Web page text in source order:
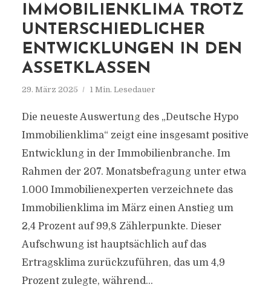
IMMOBILIENKLIMA TROTZ
UNTERSCHIEDLICHER
ENTWICKLUNGEN IN DEN
ASSETKLASSEN
29. März 2025 1 Min. Lesedauer
Die neueste Auswertung des „Deutsche Hypo
Immobilienklima“ zeigt eine insgesamt positive
Entwicklung in der Immobilienbranche. Im
Rahmen der 207. Monatsbefragung unter etwa
1.000 Immobilienexperten verzeichnete das
Immobilienklima im März einen Anstieg um
2,4 Prozent auf 99,8 Zählerpunkte. Dieser
Aufschwung ist hauptsächlich auf das
Ertragsklima zurückzuführen, das um 4,9
Prozent zulegte, während...